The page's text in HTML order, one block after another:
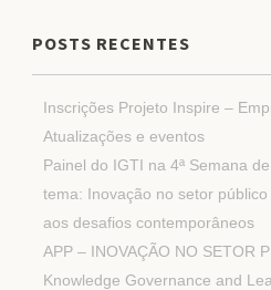
POSTS RECENTES
Inscrições Projeto Inspire –
Atualizações e eventos
Painel do IGTI na 4ª Semana
tema: Inovação no setor
aos desafios contemporâneos
APP – INOVAÇÃO NO SETOR
Knowledge Governance and